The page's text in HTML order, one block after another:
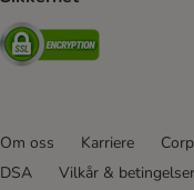
Security
Om oss Karriere
DSA
Vilkår & betingelser